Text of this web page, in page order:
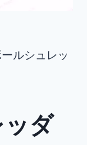
ルシュレッ
ダ